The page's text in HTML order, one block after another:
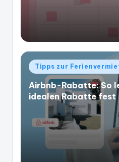
Veröffentlicht
in
Tipps zur
Airbnb-Rabatte: So
idealen Rabatte fest